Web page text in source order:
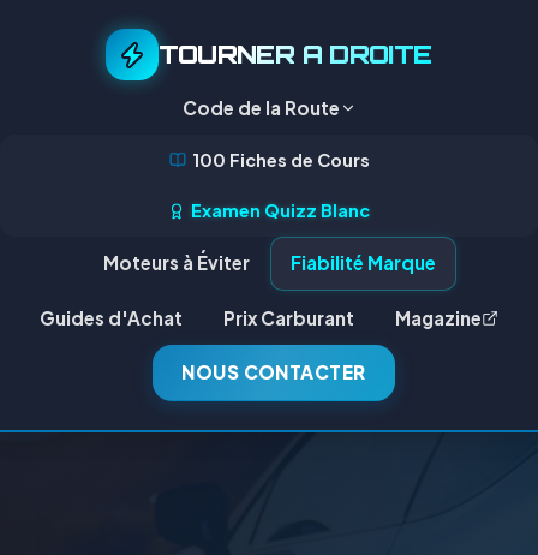
TOURNER A DROITE
Code de la Route
100 Fiches de Cours
Examen Quizz Blanc
Moteurs à Éviter Fiabilité Marque
Guides d'Achat Prix Carburant Magazine
NOUS CONTACTER